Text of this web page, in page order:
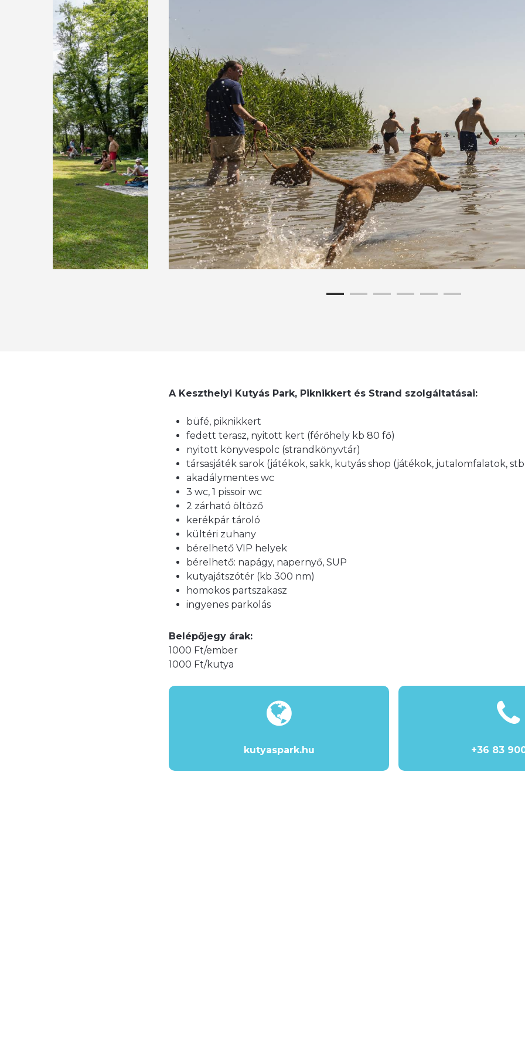
A Keszthelyi Kutyás Park, Piknikkert és Strand szolgáltatásai:
büfé, piknikkert
fedett terasz, nyitott kert (férőhely kb 80 fő)
nyitott könyvespolc (strandkönyvtár)
társasjáték sarok (játékok, sakk, kutyás shop (játékok, jutalomfalatok,
akadálymentes wc
3 wc, 1 pissoir wc
2 zárható öltöző
kerékpár tároló
kültéri zuhany
bérelhető VIP helyek
bérelhető: napágy, napernyő, SUP
kutyajátszótér (kb 300 nm)
homokos partszakasz
ingyenes parkolás
Belépőjegy árak:
1000 Ft/ember
1000 Ft/kutya
kutyaspark.hu
83
361
+36 83